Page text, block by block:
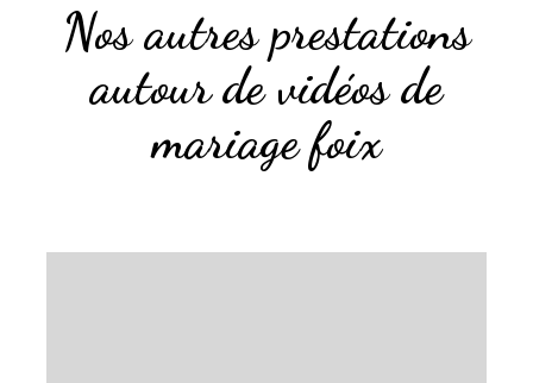
Nos autres prestations
autour de vidéos de
mariage foix